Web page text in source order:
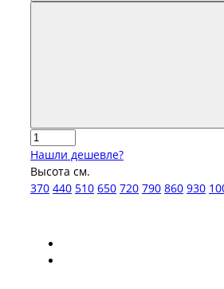
Нашли дешевле?
Высота см.
370 440 510 650 720 790 860 930